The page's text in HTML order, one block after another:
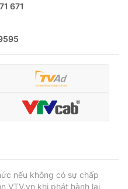
671
nếu không có sự chấp
VTV.vn khi phát hành lại